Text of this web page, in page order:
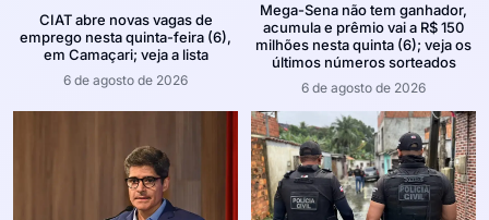
CIAT abre novas vagas de
emprego nesta quinta-feira (6),
em Camaçari; veja a lista
6 de agosto de 2026
Mega-Sena não tem ganhador,
acumula e prêmio vai a R$ 150
milhões nesta quinta (6); veja os
últimos números sorteados
6 de agosto de 2026